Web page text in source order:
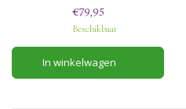
zwarte nylon manen,
galoppeert Thor moeiteloos
door het veld en betovert hij
elke andere
hobbypaardenliefhebber in de
buurt met zijn sierlijke
€79,95
Beschikbaar
In winkelwagen